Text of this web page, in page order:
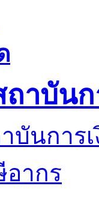
าบันก
ากร